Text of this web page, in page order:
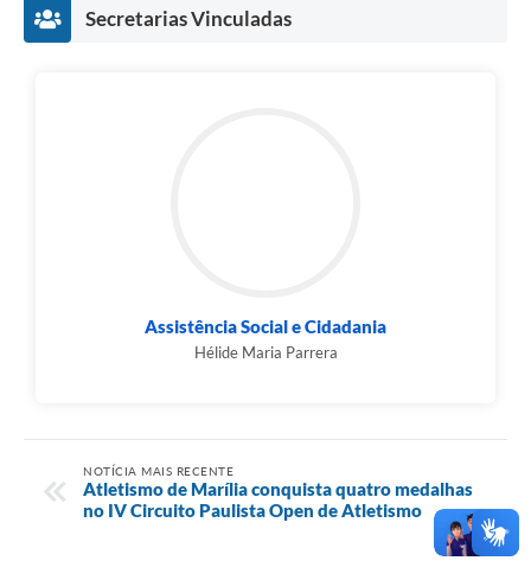
Secretarias Vinculadas
Assistência Social e Cidadania
Hélide Maria Parrera
NOTÍCIA MAIS RECENTE
Atletismo de Marília conquista quatro medalhas
no IV Circuito Paulista Open de Atletismo